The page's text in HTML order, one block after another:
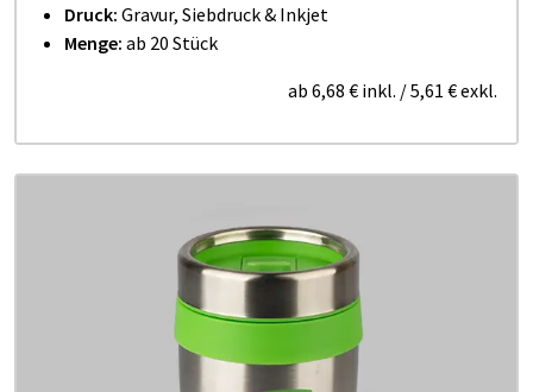
Druck: Gravur, Siebdruck & Inkjet
Menge: ab 20 Stück
ab 6,68 € inkl. /5,61 €exkl.